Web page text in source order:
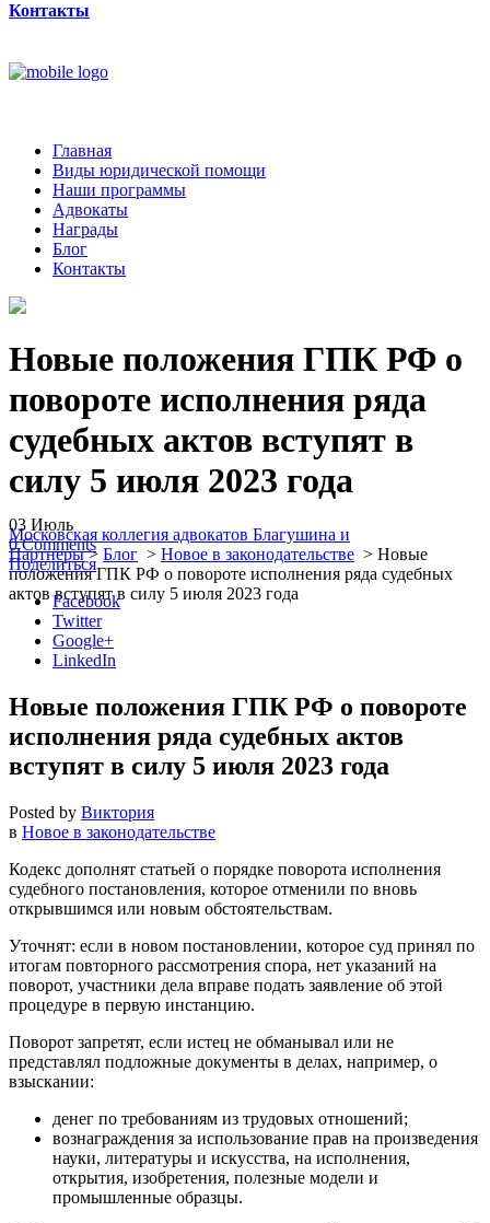
Контакты
Главная
Виды юридической помощи
Наши программы
Адвокаты
Награды
Блог
Контакты
Новые положения ГПК РФ о
повороте исполнения ряда
судебных актов вступят в
силу 5 июля 2023 года
Московская коллегия адвокатов Благушина и
Партнеры> Блог > Новое в законодательстве > Новые
положения ГПК РФ о повороте исполнения ряда судебных
актов вступят в силу 5 июля 2023 года
03 Июль
0 Comments
Поделиться
Facebook
Twitter
Google+
LinkedIn
Новые положения ГПК РФ о повороте
исполнения ряда судебных актов
вступят в силу 5 июля 2023 года
Posted by Виктория
в Новое в законодательстве
Кодекс дополнят статьей о порядке поворота исполнения
судебного постановления, которое отменили по вновь
открывшимся или новым обстоятельствам.
Уточнят: если в новом постановлении, которое суд принял по
итогам повторного рассмотрения спора, нет указаний на
поворот, участники дела вправе подать заявление об этой
процедуре в первую инстанцию.
Поворот запретят, если истец не обманывал или не
представлял подложные документы в делах, например, о
взыскании:
денег по требованиям из трудовых отношений;
вознаграждения за использование прав на произведения
науки, литературы и искусства, на исполнения,
открытия, изобретения, полезные модели и
промышленные образцы.